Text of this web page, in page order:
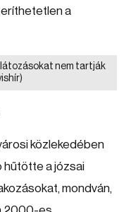
a
nem tartják
közlekedében
hűtötte a józsai
mondván,